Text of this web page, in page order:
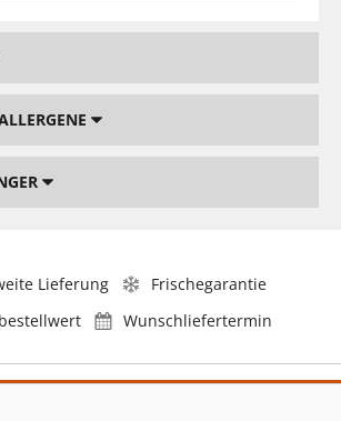
Lieferung
Frischegarantie
Wunschliefertermin